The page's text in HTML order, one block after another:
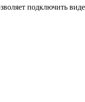
подключить